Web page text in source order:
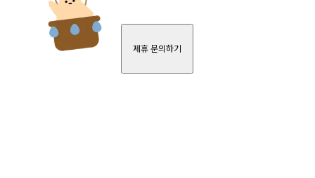
제휴 문의하기